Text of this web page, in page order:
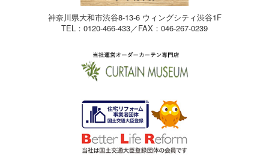
神奈川県大和市渋谷8-13-6 ウィングシティ渋谷1F
TEL：0120-466-433／FAX：046-267-0239